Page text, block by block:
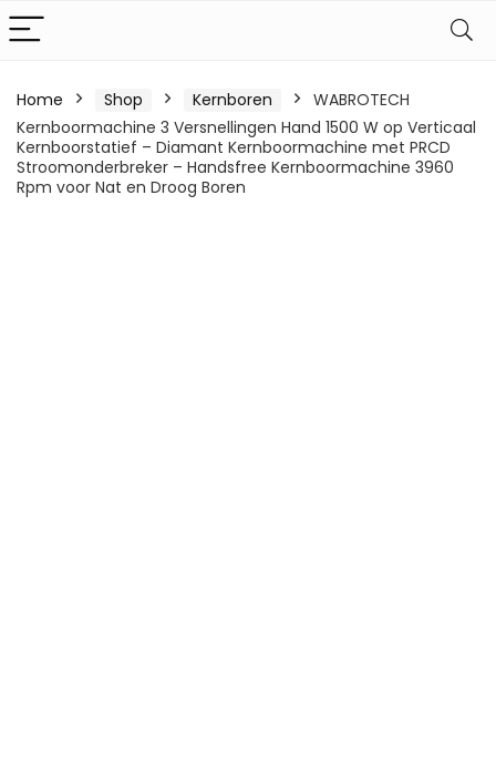
Home Shop Kernboren
WABROTECH
Kernboormachine 3 Versnellingen Hand 1500 W op Verticaal
Kernboorstatief – Diamant Kernboormachine met PRCD
Stroomonderbreker – Handsfree Kernboormachine 3960
Rpm voor Nat en Droog Boren